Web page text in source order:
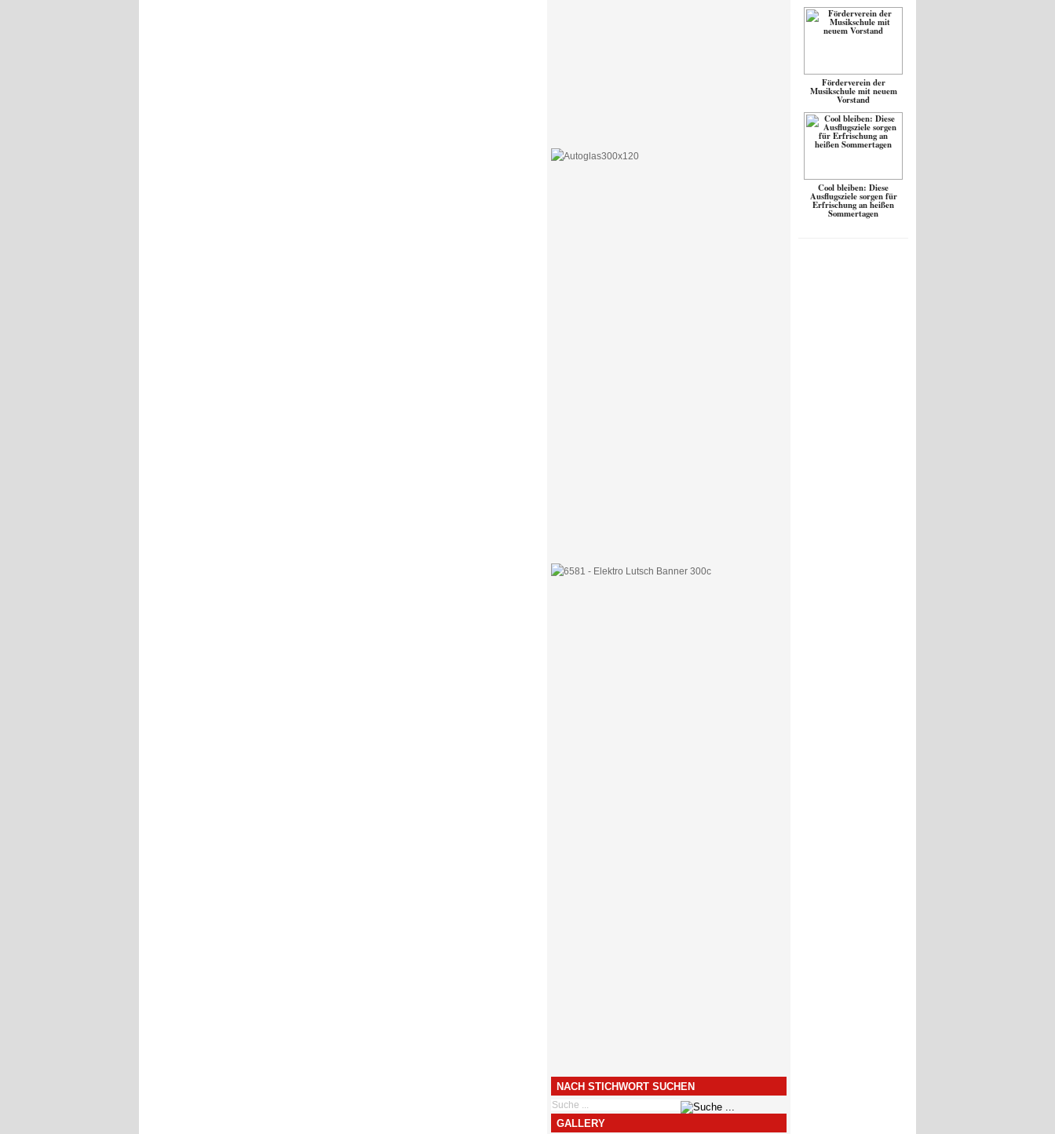
NACH STICHWORT SUCHEN
GALLERY
Förderverein der
Musikschule mit neuem
Vorstand
Cool bleiben: Diese
Ausflugsziele sorgen für
Erfrischung an heißen
Sommertagen